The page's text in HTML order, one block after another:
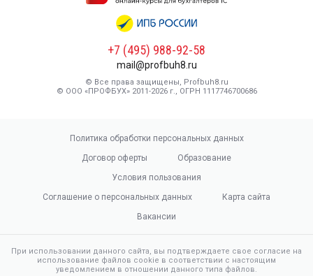
+7 (495) 988-92-58
mail@profbuh8.ru
© Все права защищены, Profbuh8.ru
© ООО «ПРОФБУХ» 2011-2026 г., ОГРН 1117746700686
Политика обработки персональных данных
Договор оферты
Образование
Условия пользования
Соглашение о персональных данных
Карта сайта
Вакансии
При использовании данного сайта, вы подтверждаете свое согласие на
использование файлов cookie в соответствии с настоящим
уведомлением в отношении данного типа файлов.